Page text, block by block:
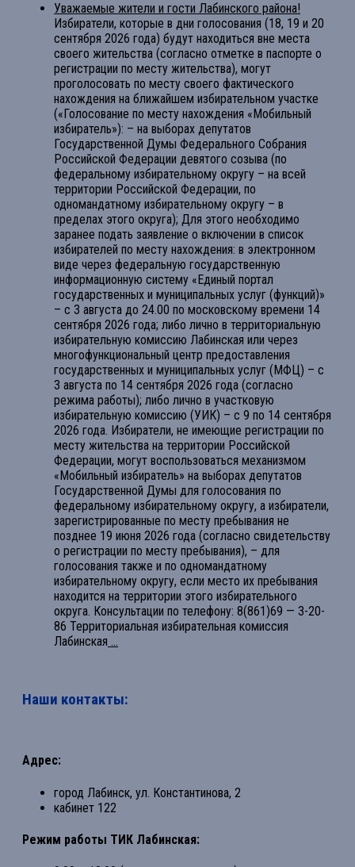
Уважаемые жители и гости Лабинского района!
Избиратели, которые в дни голосования (18, 19 и 20
сентября 2026 года) будут находиться вне места
своего жительства (согласно отметке в паспорте о
регистрации по месту жительства), могут
проголосовать по месту своего фактического
нахождения на ближайшем избирательном участке
(«Голосование по месту нахождения «Мобильный
избиратель»): – на выборах депутатов
Государственной Думы Федерального Собрания
Российской Федерации девятого созыва (по
федеральному избирательному округу – на всей
территории Российской Федерации, по
одномандатному избирательному округу – в
пределах этого округа); Для этого необходимо
заранее подать заявление о включении в список
избирателей по месту нахождения: в электронном
виде через федеральную государственную
информационную систему «Единый портал
государственных и муниципальных услуг (функций)»
– с 3 августа до 24.00 по московскому времени 14
сентября 2026 года; либо лично в территориальную
избирательную комиссию Лабинская или через
многофункциональный центр предоставления
государственных и муниципальных услуг (МФЦ) – с
3 августа по 14 сентября 2026 года (согласно
режима работы); либо лично в участковую
избирательную комиссию (УИК) – с 9 по 14 сентября
2026 года. Избиратели, не имеющие регистрации по
месту жительства на территории Российской
Федерации, могут воспользоваться механизмом
«Мобильный избиратель» на выборах депутатов
Государственной Думы для голосования по
федеральному избирательному округу, а избиратели,
зарегистрированные по месту пребывания не
позднее 19 июня 2026 года (согласно свидетельству
о регистрации по месту пребывания), – для
голосования также и по одномандатному
избирательному округу, если место их пребывания
находится на территории этого избирательного
округа. Консультации по телефону: 8(861)69 — 3-20-
86 Территориальная избирательная комиссия
Лабинская ...
Наши контакты:
Адрес:
город Лабинск, ул. Константинова, 2
кабинет 122
Режим работы ТИК Лабинская: